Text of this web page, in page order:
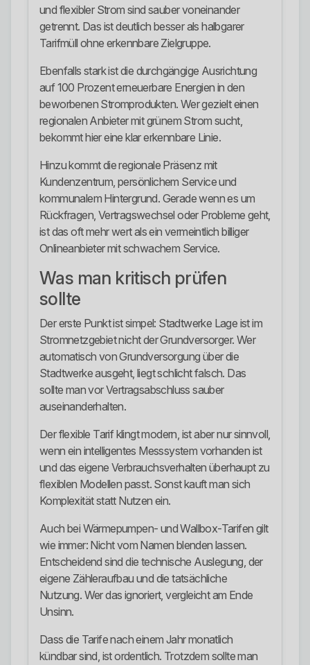
und flexibler Strom sind sauber voneinander
getrennt. Das ist deutlich besser als halbgarer
Tarifmüll ohne erkennbare Zielgruppe.
Ebenfalls stark ist die durchgängige Ausrichtung
auf 100 Prozent erneuerbare Energien in den
beworbenen Stromprodukten. Wer gezielt einen
regionalen Anbieter mit grünem Strom sucht,
bekommt hier eine klar erkennbare Linie.
Hinzu kommt die regionale Präsenz mit
Kundenzentrum, persönlichem Service und
kommunalem Hintergrund. Gerade wenn es um
Rückfragen, Vertragswechsel oder Probleme geht,
ist das oft mehr wert als ein vermeintlich billiger
Onlineanbieter mit schwachem Service.
Was man kritisch prüfen
sollte
Der erste Punkt ist simpel: Stadtwerke Lage ist im
Stromnetzgebiet nicht der Grundversorger. Wer
automatisch von Grundversorgung über die
Stadtwerke ausgeht, liegt schlicht falsch. Das
sollte man vor Vertragsabschluss sauber
auseinanderhalten.
Der flexible Tarif klingt modern, ist aber nur sinnvoll,
wenn ein intelligentes Messsystem vorhanden ist
und das eigene Verbrauchsverhalten überhaupt zu
flexiblen Modellen passt. Sonst kauft man sich
Komplexität statt Nutzen ein.
Auch bei Wärmepumpen- und Wallbox-Tarifen gilt
wie immer: Nicht vom Namen blenden lassen.
Entscheidend sind die technische Auslegung, der
eigene Zähleraufbau und die tatsächliche
Nutzung. Wer das ignoriert, vergleicht am Ende
Unsinn.
Dass die Tarife nach einem Jahr monatlich
kündbar sind, ist ordentlich. Trotzdem sollte man